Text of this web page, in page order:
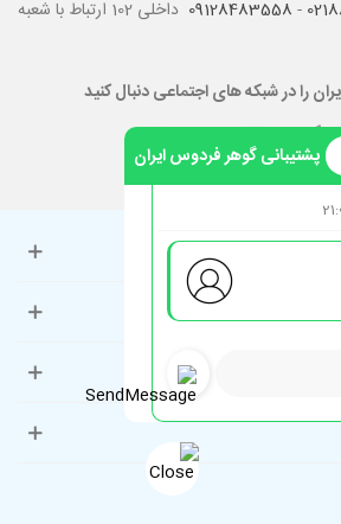
-
09128483558
داخلی 102 ارتباط با شعبه
را در شبکه های اجتماعی دنبال کنید
پشتیبانی گوهر فردوس ایران